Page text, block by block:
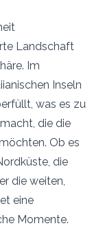
Landschaft
Im
Inseln
was es zu
die die
Ob es
die
die weiten,
eine
Momente.